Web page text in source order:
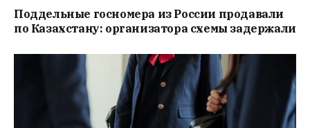
Поддельные госномера из России продавали
по Казахстану: организатора схемы задержали